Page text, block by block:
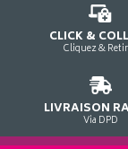
CLICK &
Cliquez &
LIVRAISON
Via DPD